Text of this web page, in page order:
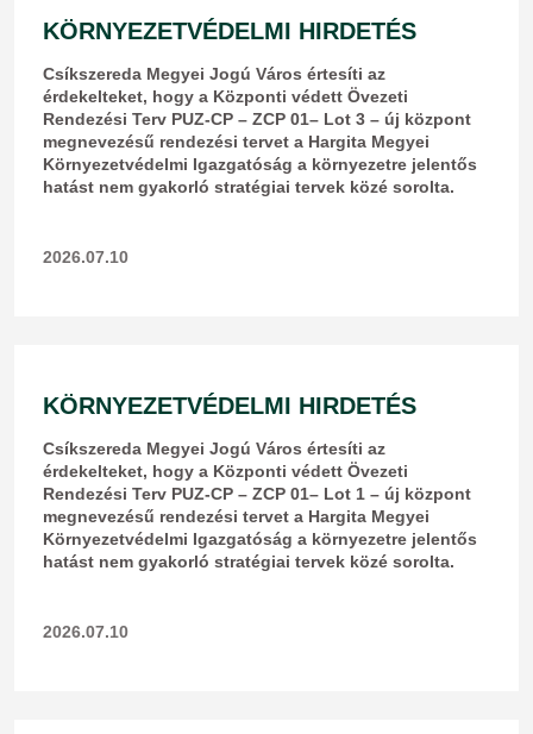
KÖRNYEZETVÉDELMI HIRDETÉS
Csíkszereda Megyei Jogú Város értesíti az
érdekelteket, hogy a Központi védett Övezeti
Rendezési Terv PUZ-CP – ZCP 01– Lot 3 – új központ
megnevezésű rendezési tervet a Hargita Megyei
Környezetvédelmi Igazgatóság a környezetre jelentős
hatást nem gyakorló stratégiai tervek közé sorolta.
2026.07.10
KÖRNYEZETVÉDELMI HIRDETÉS
Csíkszereda Megyei Jogú Város értesíti az
érdekelteket, hogy a Központi védett Övezeti
Rendezési Terv PUZ-CP – ZCP 01– Lot 1 – új központ
megnevezésű rendezési tervet a Hargita Megyei
Környezetvédelmi Igazgatóság a környezetre jelentős
hatást nem gyakorló stratégiai tervek közé sorolta.
2026.07.10